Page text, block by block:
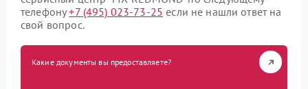
телефону+7 (495) 023-73-25 если не нашли ответ на
свой вопрос.
Какие документы вы предоставляете?